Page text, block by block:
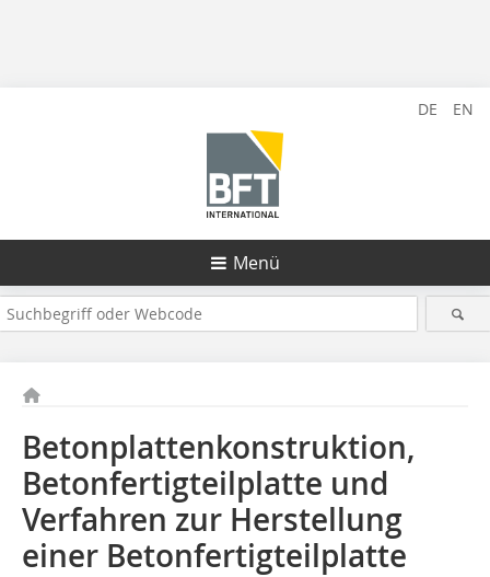
DE EN
Menü
Betonplattenkonstruktion,
Betonfertigteilplatte und
Verfahren zur Herstellung
einer Betonfertigteilplatte